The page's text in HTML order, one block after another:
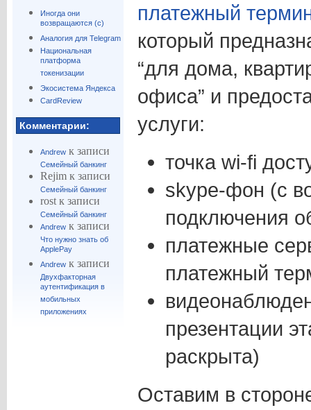
Иногда они
возвращаются (с)
Аналогия для Telegram
Национальная
платформа
токенизации
Экосистема Яндекса
CardReview
Комментарии:
Andrewк записи
Семейный банкинг
Rejimк записи
Семейный банкинг
rostк записи
Семейный банкинг
Andrewк записи
Что нужно знать об
ApplePay
Andrewк записи
Двухфакторная
аутентификация в
мобильных
приложениях
платежный
который
“для дома,
офиса” и
услуги:
точка wi-fi
skype-фон (с
подключения
платежные
платежный
презентации
раскрыта)
Оставим в